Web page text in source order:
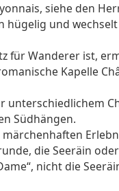
siehe den
und
für Wanderer ist,
Kapelle
unterschiedlichem
Südhängen.
die Seeräin
nicht die